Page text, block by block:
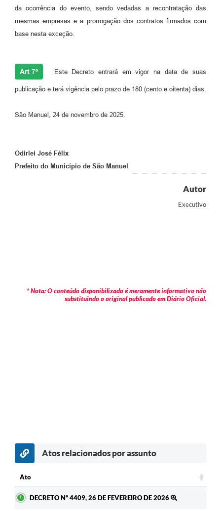
da ocorrência do evento, sendo vedadas a recontratação das
mesmas empresas e a prorrogação dos contratos firmados com
base nesta exceção.
Art 7º Este Decreto entrará em vigor na data de suas
publicação e terá vigência pelo prazo de 180 (cento e oitenta) dias.
São Manuel, 24 de novembro de 2025.
Odirlei José Félix
Prefeito do Município de São Manuel
Autor
Executivo
* Nota: O conteúdo disponibilizado é meramente informativo não
substituindo o original publicado em Diário Oficial.
Atos relacionados por assunto
Ato
DECRETO Nº 4409, 26 DE FEVEREIRO DE 2026